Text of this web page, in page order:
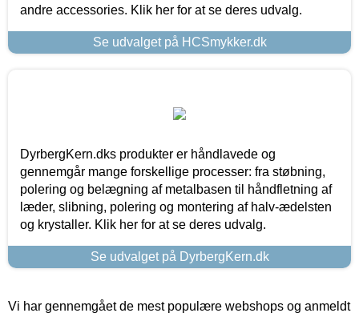
andre accessories. Klik her for at se deres udvalg.
Se udvalget på HCSmykker.dk
DyrbergKern.dks produkter er håndlavede og
gennemgår mange forskellige processer: fra støbning,
polering og belægning af metalbasen til håndfletning af
læder, slibning, polering og montering af halv-ædelsten
og krystaller. Klik her for at se deres udvalg.
Se udvalget på DyrbergKern.dk
Vi har gennemgået de mest populære webshops og anmeldt